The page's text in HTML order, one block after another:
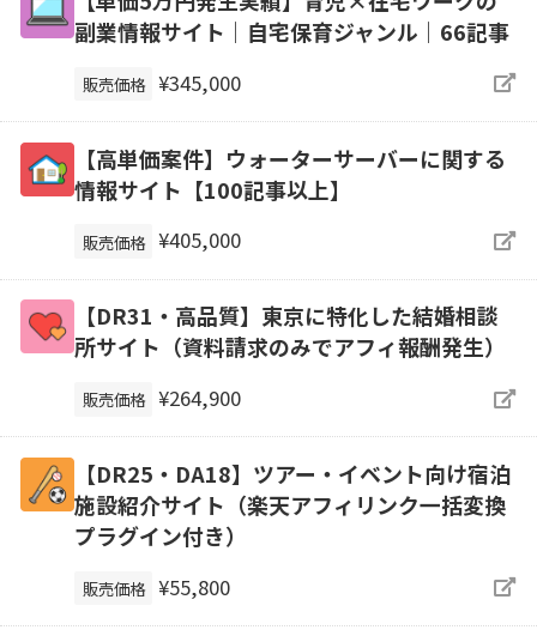
副業情報サイト｜自宅保育ジャンル｜66記事
販売価格 ¥345,000
【高単価案件】ウォーターサーバーに関する
情報サイト【100記事以上】
販売価格 ¥405,000
【DR31・高品質】東京に特化した結婚相談
所サイト（資料請求のみでアフィ報酬発生）
販売価格 ¥264,900
【DR25・DA18】ツアー・イベント向け宿泊
施設紹介サイト（楽天アフィリンク一括変換
プラグイン付き）
販売価格 ¥55,800